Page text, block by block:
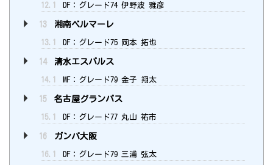
12.1 DF：グレード74 伊野波 雅彦
13 湘南ベルマーレ
13.1 DF：グレード75 岡本 拓也
14 清水エスパルス
14.1 MF：グレード79 金子 翔太
15 名古屋グランパス
15.1 DF：グレード77 丸山 祐市
16 ガンバ大阪
16.1 DF：グレード79 三浦 弦太